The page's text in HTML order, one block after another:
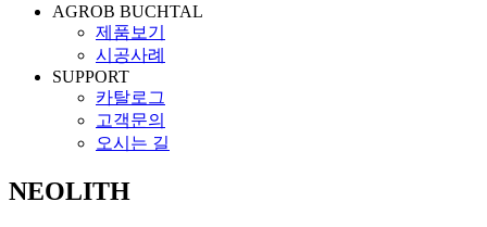
AGROB BUCHTAL
제품보기
시공사례
SUPPORT
카탈로그
고객문의
오시는 길
NEOLITH